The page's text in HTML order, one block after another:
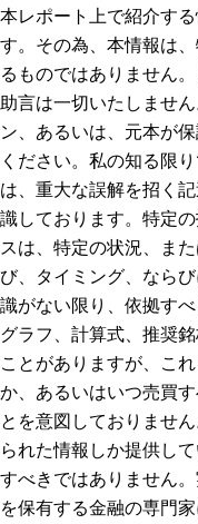
本レポート上で紹介す
す。その為、本情報は
るものではありません
助言は一切いたしませ
ン、あるいは、元本が
ください。私の知る限
は、重大な誤解を招く
識しております。特定
スは、特定の状況、ま
び、タイミング、なら
識がない限り、依拠す
グラフ、計算式、推奨
ことがありますが、こ
か、あるいはいつ売買
とを意図しておりませ
られた情報しか提供し
すべきではありません
を保有する金融の専門